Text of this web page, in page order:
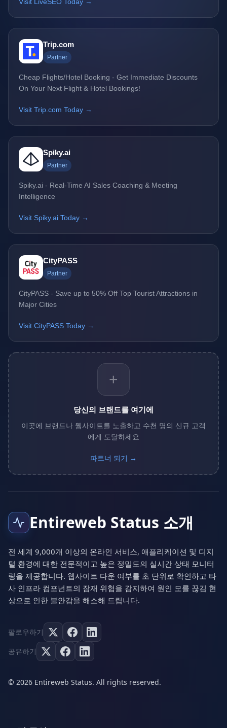
Visit LiveSEO Today →
Trip.com
Partner
Cheap Flights/Hotel Booking - Get Immediate Discounts
On Your Next Flight & Hotel Bookings!
Visit Trip.com Today →
Spiky.ai
Partner
Spiky.ai - Real-Time AI Sales Coaching & Meeting
Intelligence
Visit Spiky.ai Today →
CityPASS
Partner
CityPASS - Save up to 50% Off Top Tourist Attractions in
Major Cities
Visit CityPASS Today →
+
당신의 브랜드를 여기에
이곳에 브랜드나 웹사이트를 노출하고 수천 명의 신규 고객
에게 도달하세요
파트너 되기 →
Entireweb Status 소개
전 세계 9,000개 이상의 온라인 서비스, 애플리케이션 및 디지
털 환경에 대한 전문적이고 높은 정밀도의 실시간 상태 모니터
링을 제공합니다. 웹사이트 다운 여부를 초 단위로 확인하고 타
사 인프라 컴포넌트의 잠재 위험을 감지하여 원인 모를 끊김 현
상으로 인한 불안감을 해소해 드립니다.
팔로우하기
공유하기
© 2026 Entireweb Status. All rights reserved.